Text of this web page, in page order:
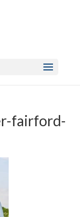
fairford-